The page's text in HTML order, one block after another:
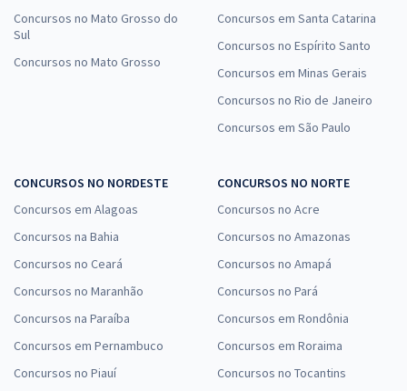
Concursos no Mato Grosso do
Sul
Concursos no Mato Grosso
Concursos em Santa Catarina
Concursos no Espírito Santo
Concursos em Minas Gerais
Concursos no Rio de Janeiro
Concursos em São Paulo
CONCURSOS NO NORDESTE
Concursos em Alagoas
Concursos na Bahia
Concursos no Ceará
Concursos no Maranhão
Concursos na Paraíba
Concursos em Pernambuco
Concursos no Piauí
CONCURSOS NO NORTE
Concursos no Acre
Concursos no Amazonas
Concursos no Amapá
Concursos no Pará
Concursos em Rondônia
Concursos em Roraima
Concursos no Tocantins